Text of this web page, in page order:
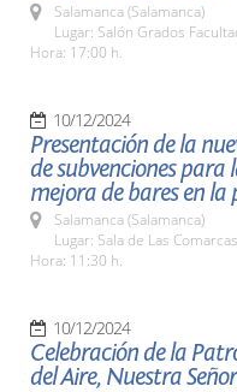
Salamanca (Salamanca)
Lugar: Salón Grados
Hora: 17:00 h.
10/12/2024
Presentación de la
de subvenciones
mejora de bares en la
Salamanca (Salamanca)
Lugar: Sala de Las
Hora: 11:30 h.
10/12/2024
Celebración de la
del Aire, Nuestra